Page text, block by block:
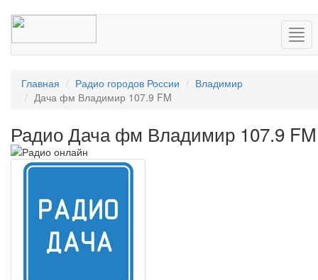
Главная Радио городов России
Владимир
Дача фм Владимир 107.9 FM
Радио Дача фм Владимир 107.9 FM